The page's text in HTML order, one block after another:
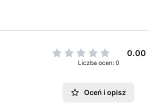
0.00
Liczba ocen: 0
Oceń i opisz